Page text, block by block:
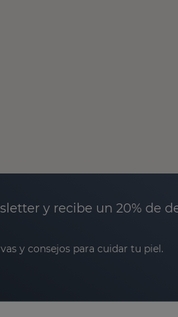
y recibe un 20% de
y consejos para cuidar tu piel.